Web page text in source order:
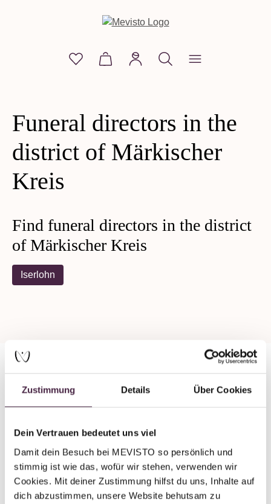
Zustimmung Details Über Cookies
Dein Vertrauen bedeutet uns viel
Damit dein Besuch bei MEVISTO so persönlich und
stimmig ist wie das, wofür wir stehen, verwenden wir
Cookies. Mit deiner Zustimmung hilfst du uns, Inhalte auf
dich abzustimmen, unsere Website behutsam zu
You have 0 wishlist items
Shopping cart contains 0 items.
Funeral directors in the
district of Märkischer
Kreis
Find funeral directors in the district
of Märkischer Kreis
Iserlohn
Partner without certification
Human burial
Bestattunghaus Temme
Baarstraße 44
58636 Iserlohn
Germany